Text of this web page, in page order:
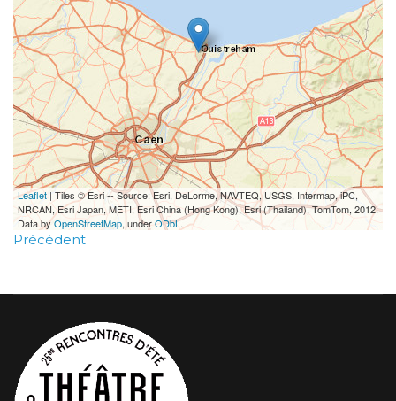
Leaflet| Tiles © Esri -- Source: Esri, DeLorme, NAVTEQ, USGS, Intermap, iPC,
NRCAN, Esri Japan, METI, Esri China (Hong Kong), Esri (Thailand), TomTom, 2012.
Data byOpenStreetMap, underODbL.
Précédent